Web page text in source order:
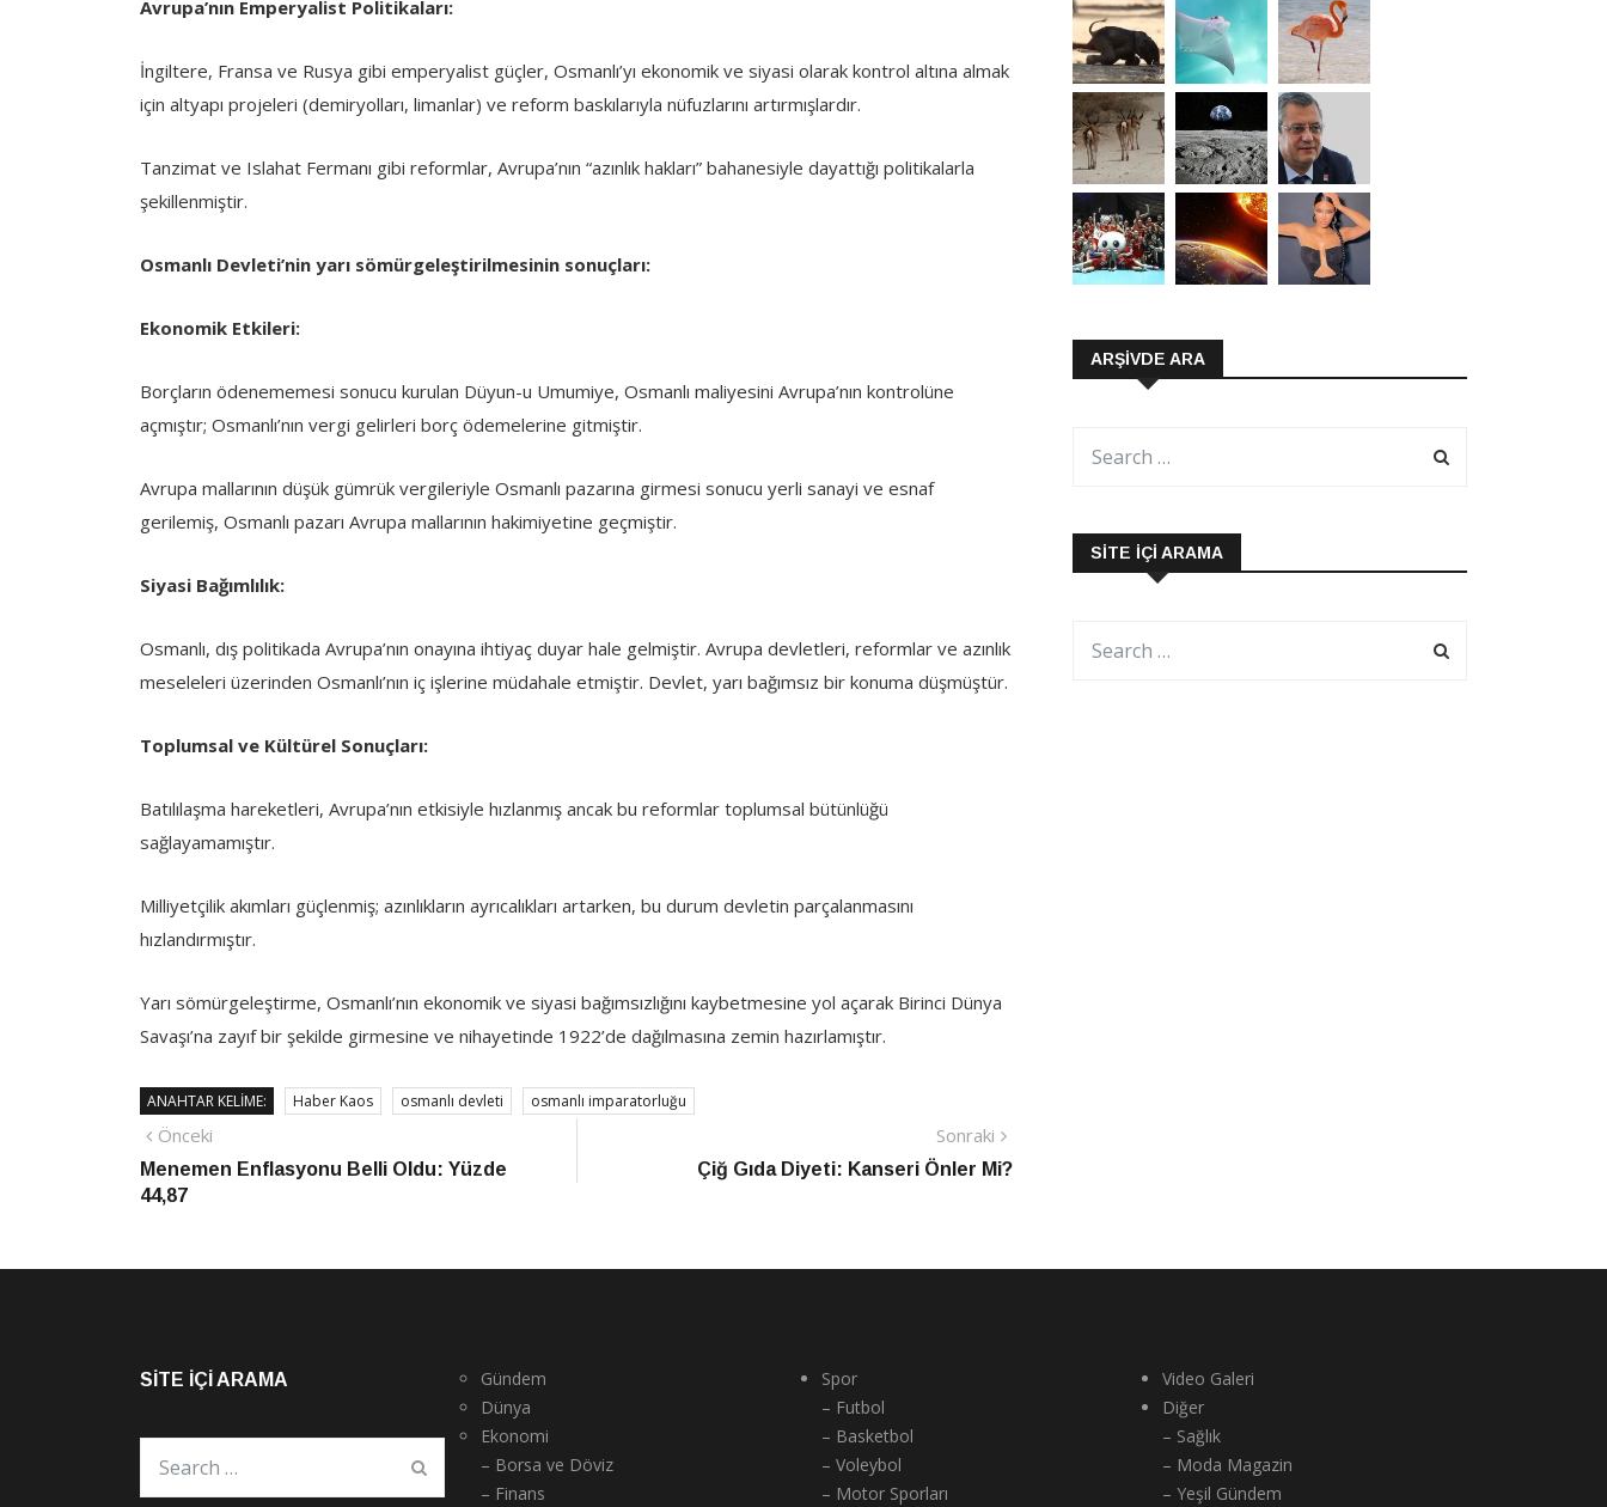
Avrupa’nın Emperyalist Politikaları:
İngiltere, Fransa ve Rusya gibi emperyalist güçler, Osmanlı’yı ekonomik ve siyasi olarak kontrol altına almak
için altyapı projeleri (demiryolları, limanlar) ve reform baskılarıyla nüfuzlarını artırmışlardır.
Tanzimat ve Islahat Fermanı gibi reformlar, Avrupa’nın “azınlık hakları” bahanesiyle dayattığı politikalarla
şekillenmiştir.
Osmanlı Devleti’nin yarı sömürgeleştirilmesinin sonuçları:
Ekonomik Etkileri:
Borçların ödenememesi sonucu kurulan Düyun-u Umumiye, Osmanlı maliyesini Avrupa’nın kontrolüne
açmıştır; Osmanlı’nın vergi gelirleri borç ödemelerine gitmiştir.
Avrupa mallarının düşük gümrük vergileriyle Osmanlı pazarına girmesi sonucu yerli sanayi ve esnaf
gerilemiş, Osmanlı pazarı Avrupa mallarının hakimiyetine geçmiştir.
Siyasi Bağımlılık:
Osmanlı, dış politikada Avrupa’nın onayına ihtiyaç duyar hale gelmiştir. Avrupa devletleri, reformlar ve azınlık
meseleleri üzerinden Osmanlı’nın iç işlerine müdahale etmiştir. Devlet, yarı bağımsız bir konuma düşmüştür.
Toplumsal ve Kültürel Sonuçları:
Batılılaşma hareketleri, Avrupa’nın etkisiyle hızlanmış ancak bu reformlar toplumsal bütünlüğü
sağlayamamıştır.
Milliyetçilik akımları güçlenmiş; azınlıkların ayrıcalıkları artarken, bu durum devletin parçalanmasını
hızlandırmıştır.
Yarı sömürgeleştirme, Osmanlı’nın ekonomik ve siyasi bağımsızlığını kaybetmesine yol açarak Birinci Dünya
Savaşı’na zayıf bir şekilde girmesine ve nihayetinde 1922’de dağılmasına zemin hazırlamıştır.
ANAHTAR KELIME: Haber Kaos osmanlı devleti osmanlı imparatorluğu
Yazı
gezinmesi
Önceki
haber
Menemen Enflasyonu Belli Oldu: Yüzde
44,87
Sonraki
Haber
Çiğ Gıda Diyeti: Kanseri Önler Mi?
ARŞIVDE ARA
SITE İÇI ARAMA
SITE İÇI ARAMA
Gündem
Dünya
Ekonomi
– Borsa ve Döviz
– Finans
Spor
– Futbol
– Basketbol
– Voleybol
– Motor Sporları
Video Galeri
Diğer
– Sağlık
– Moda Magazin
– Yeşil Gündem